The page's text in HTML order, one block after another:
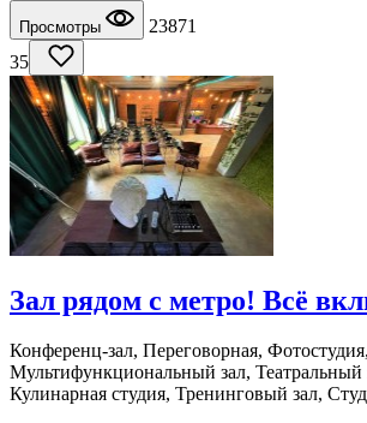
Просмотры
23871
35
Зал рядом с метро! Всё
Конференц-зал, Переговорная, Фотостудия,
Мультифункциональный зал, Театральный
Кулинарная студия, Тренинговый зал,